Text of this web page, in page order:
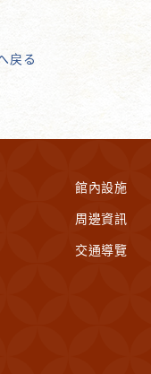
戻る
館內設施
周邊資訊
交通導覽